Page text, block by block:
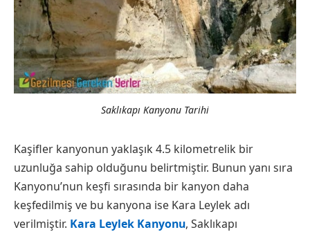
Saklıkapı Kanyonu Tarihi
Kaşifler kanyonun yaklaşık 4.5 kilometrelik bir
uzunluğa sahip olduğunu belirtmiştir. Bunun yanı sıra
Kanyonu’nun keşfi sırasında bir kanyon daha
keşfedilmiş ve bu kanyona ise Kara Leylek adı
verilmiştir. Kara Leylek Kanyonu, Saklıkapı